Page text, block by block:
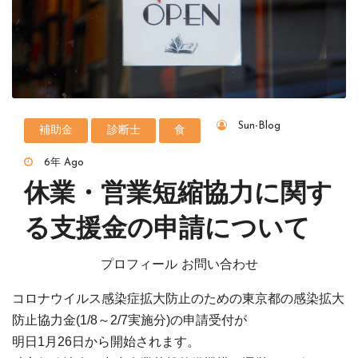
補助金 診断士 食 Sun-Blog
6年 Ago
休業・営業短縮協力に関す
る支援金の申請について
プロフィール お問い合わせ
コロナウイルス感染症拡大防止のための東京都の感染拡大
防止協力金(1/8～2/7実施分)の申請受付が
明日1月26日から開始されます。